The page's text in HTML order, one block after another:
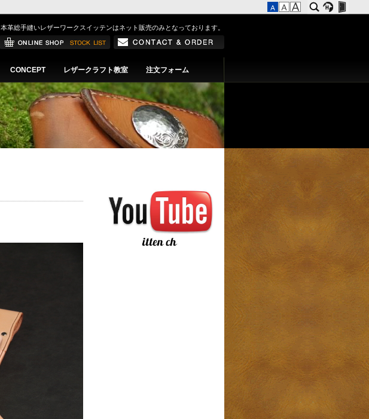
本革総手縫いレザーワークスイッテンはネット販売のみとなっております。
CONCEPT レザークラフト教室 注文フォーム